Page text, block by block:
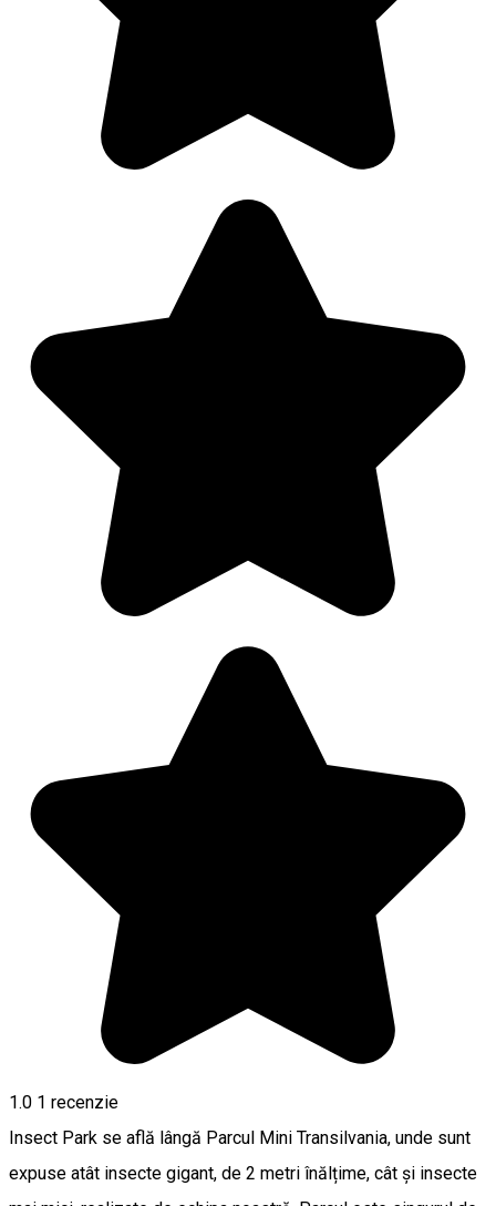
1.0 1 recenzie
Insect Park se află lângă Parcul Mini Transilvania, unde sunt
expuse atât insecte gigant, de 2 metri înălțime, cât și insecte